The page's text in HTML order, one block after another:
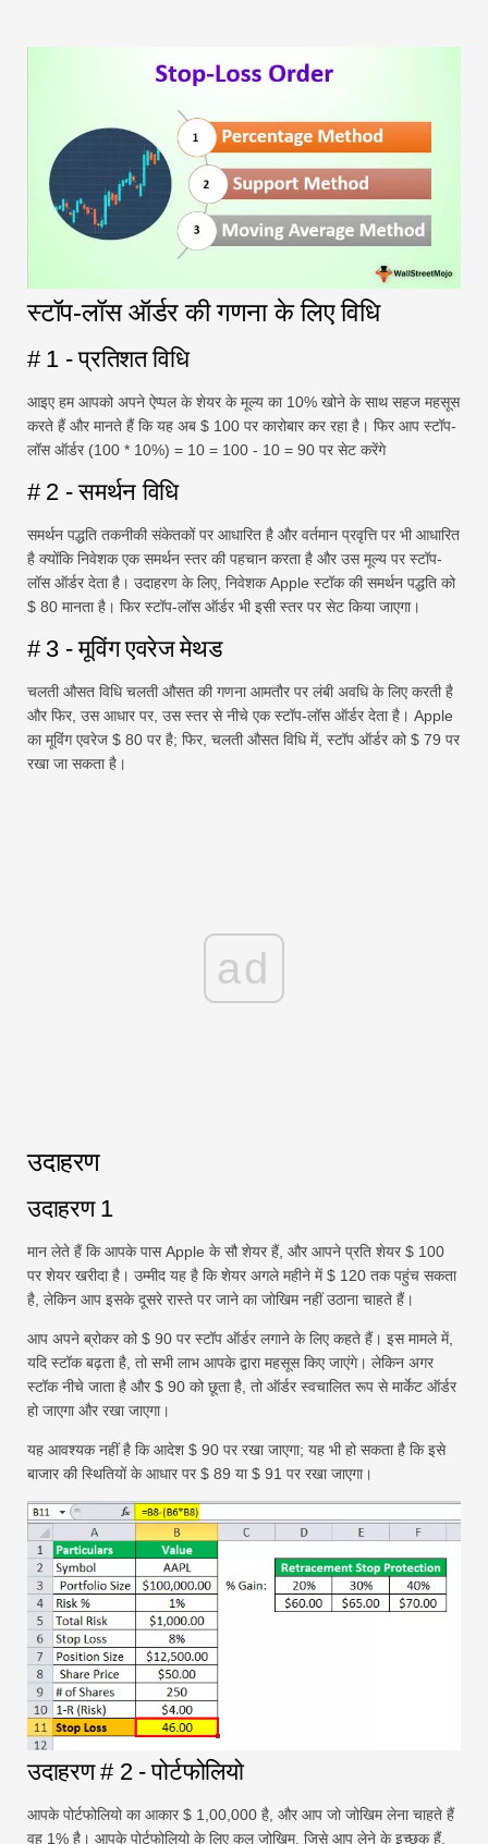
स्टॉप-लॉस ऑर्डर की गणना के लिए विधि
# 1 - प्रतिशत विधि
आइए हम आपको अपने ऐप्पल के शेयर के मूल्य का 10% खोने के साथ सहज महसूस
करते हैं और मानते हैं कि यह अब $ 100 पर कारोबार कर रहा है। फिर आप स्टॉप-
लॉस ऑर्डर (100 * 10%) = 10 = 100 - 10 = 90 पर सेट करेंगे
# 2 - समर्थन विधि
समर्थन पद्धति तकनीकी संकेतकों पर आधारित है और वर्तमान प्रवृत्ति पर भी आधारित
है क्योंकि निवेशक एक समर्थन स्तर की पहचान करता है और उस मूल्य पर स्टॉप-
लॉस ऑर्डर देता है। उदाहरण के लिए, निवेशक Apple स्टॉक की समर्थन पद्धति को
$ 80 मानता है। फिर स्टॉप-लॉस ऑर्डर भी इसी स्तर पर सेट किया जाएगा।
# 3 - मूविंग एवरेज मेथड
चलती औसत विधि चलती औसत की गणना आमतौर पर लंबी अवधि के लिए करती है
और फिर, उस आधार पर, उस स्तर से नीचे एक स्टॉप-लॉस ऑर्डर देता है। Apple
का मूविंग एवरेज $ 80 पर है; फिर, चलती औसत विधि में, स्टॉप ऑर्डर को $ 79 पर
रखा जा सकता है।
ad
उदाहरण
उदाहरण 1
मान लेते हैं कि आपके पास Apple के सौ शेयर हैं, और आपने प्रति शेयर $ 100
पर शेयर खरीदा है। उम्मीद यह है कि शेयर अगले महीने में $ 120 तक पहुंच सकता
है, लेकिन आप इसके दूसरे रास्ते पर जाने का जोखिम नहीं उठाना चाहते हैं।
आप अपने ब्रोकर को $ 90 पर स्टॉप ऑर्डर लगाने के लिए कहते हैं। इस मामले में,
यदि स्टॉक बढ़ता है, तो सभी लाभ आपके द्वारा महसूस किए जाएंगे। लेकिन अगर
स्टॉक नीचे जाता है और $ 90 को छूता है, तो ऑर्डर स्वचालित रूप से मार्केट ऑर्डर
हो जाएगा और रखा जाएगा।
यह आवश्यक नहीं है कि आदेश $ 90 पर रखा जाएगा; यह भी हो सकता है कि इसे
बाजार की स्थितियों के आधार पर $ 89 या $ 91 पर रखा जाएगा।
उदाहरण # 2 - पोर्टफोलियो
आपके पोर्टफोलियो का आकार $ 1,00,000 है, और आप जो जोखिम लेना चाहते हैं
वह 1% है। आपके पोर्टफोलियो के लिए कुल जोखिम, जिसे आप लेने के इच्छुक हैं,